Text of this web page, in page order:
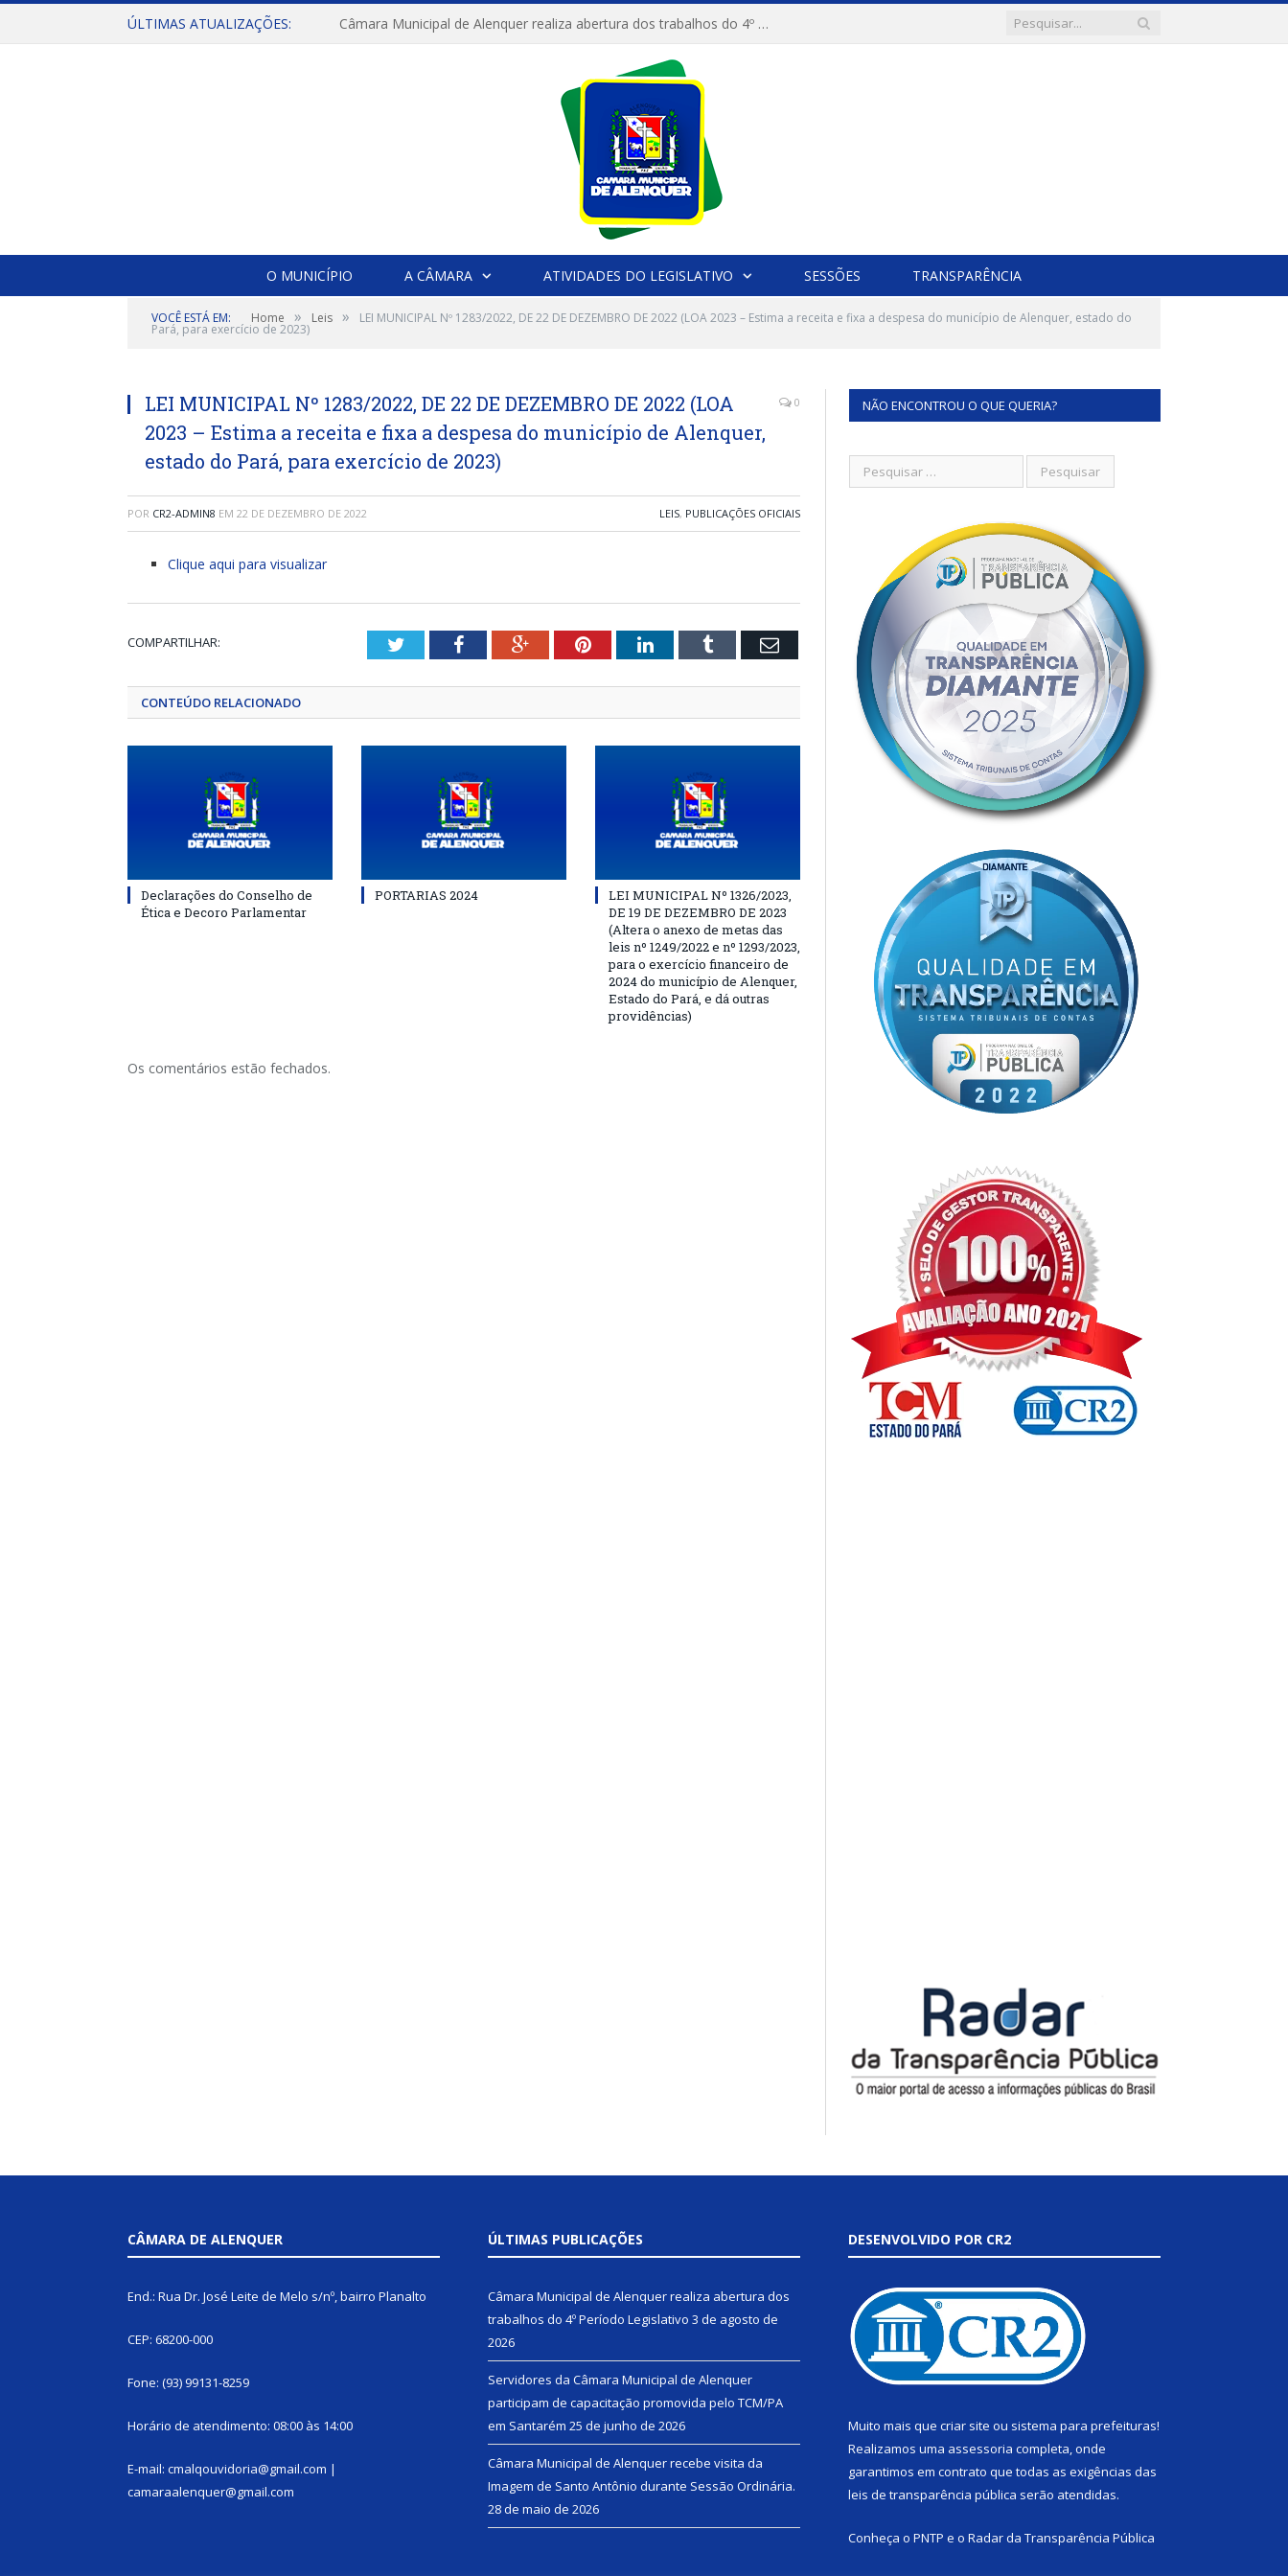
ÚLTIMAS ATUALIZAÇÕES: Câmara Municipal de Alenquer realiza abertura dos trabalhos do 4º Período Legislativo
O MUNICÍPIO A CÂMARA ATIVIDADES DO LEGISLATIVO SESSÕES TRANSPARÊNCIA
VOCÊ ESTÁ EM: Home » Leis » LEI MUNICIPAL Nº 1283/2022, DE 22 DE DEZEMBRO DE 2022 (LOA 2023 – Estima a receita e fixa a despesa do município de Alenquer, estado do
Pará, para exercício de 2023)
LEI MUNICIPAL Nº 1283/2022, DE 22 DE DEZEMBRO DE 2022 (LOA
2023 – Estima a receita e fixa a despesa do município de Alenquer,
estado do Pará, para exercício de 2023)
0
POR CR2-ADMIN8 EM 22 DE DEZEMBRO DE 2022 LEIS, PUBLICAÇÕES OFICIAIS
Clique aqui para visualizar
COMPARTILHAR: TwitterFacebookGoogle+PinterestLinkedInTumblr Email
CONTEÚDO RELACIONADO
Declarações do Conselho de
Ética e Decoro Parlamentar
PORTARIAS 2024
LEI MUNICIPAL Nº 1326/2023,
DE 19 DE DEZEMBRO DE 2023
(Altera o anexo de metas das
leis nº 1249/2022 e nº 1293/2023,
para o exercício financeiro de
2024 do município de Alenquer,
Estado do Pará, e dá outras
providências)
Os comentários estão fechados.
NÃO ENCONTROU O QUE QUERIA?
CÂMARA DE ALENQUER
End.: Rua Dr. José Leite de Melo s/nº, bairro Planalto
CEP: 68200-000
Fone: (93) 99131-8259
Horário de atendimento: 08:00 às 14:00
E-mail: cmalqouvidoria@gmail.com |
camaraalenquer@gmail.com
ÚLTIMAS PUBLICAÇÕES
Câmara Municipal de Alenquer realiza abertura dos
trabalhos do 4º Período Legislativo 3 de agosto de
2026
Servidores da Câmara Municipal de Alenquer
participam de capacitação promovida pelo TCM/PA
em Santarém 25 de junho de 2026
Câmara Municipal de Alenquer recebe visita da
Imagem de Santo Antônio durante Sessão Ordinária.
28 de maio de 2026
DESENVOLVIDO POR CR2
Muito mais que criar site ou sistema para prefeituras!
Realizamos uma assessoria completa, onde
garantimos em contrato que todas as exigências das
leis de transparência pública serão atendidas.
Conheça o PNTP e o Radar da Transparência Pública